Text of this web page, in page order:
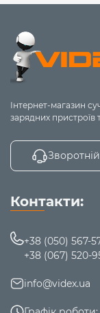
Інтернет-магазин
зарядних пристроїв
Зворотній
Контакти:
+38 (050) 567-
+38 (067) 520-
info@videx.ua